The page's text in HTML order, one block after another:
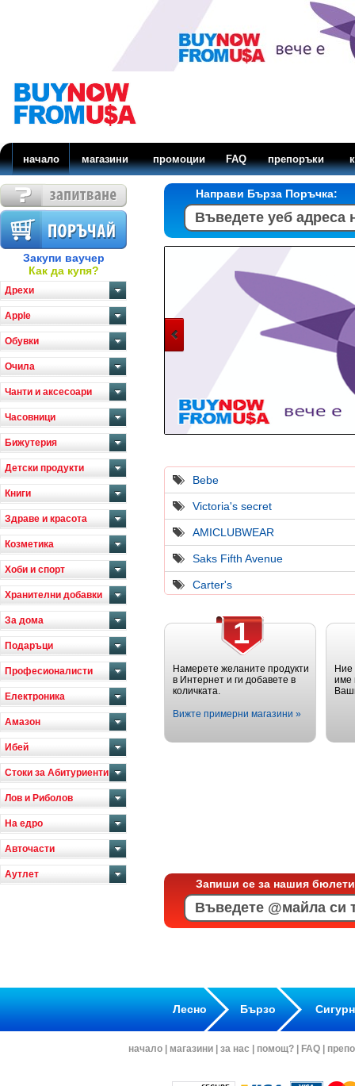
начало магазини промоции FAQ препоръки
Закупи ваучер
Как да купя?
Дрехи
Apple
Обувки
Очила
Чанти и аксесоари
Часовници
Бижутерия
Детски продукти
Книги
Здраве и красота
Козметика
Хоби и спорт
Хранителни добавки
За дома
Подаръци
Професионалисти
Електроника
Амазон
Ибей
Стоки за Абитуриенти
Лов и Риболов
На едро
Авточасти
Аутлет
Направи Бърза Поръчка:
Bebe
Victoria's secret
AMICLUBWEAR
Saks Fifth Avenue
Carter's
1
Намерете желаните продукти
в Интернет и ги добавете в
количката.
Вижте примерни магазини »
име
Запиши се за нашия
Лесно Бързо
начало магазини за нас помощ? FAQ